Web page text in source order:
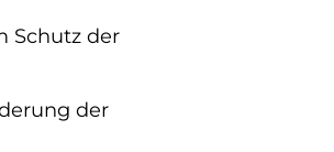
Schutz der
der